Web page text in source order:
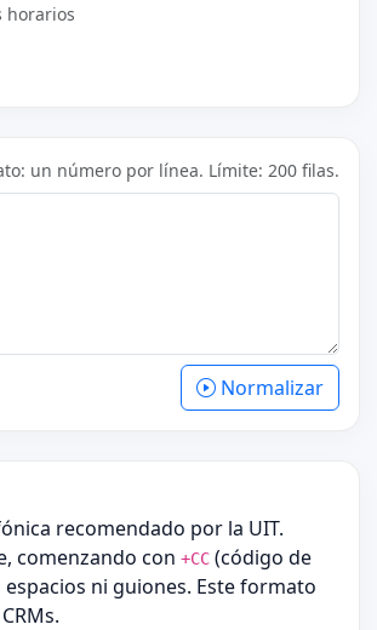
horarios
un número por línea. Límite: 200 filas.
Normalizar
recomendado por la UIT.
comenzando con +CC (código de
ni guiones. Este formato